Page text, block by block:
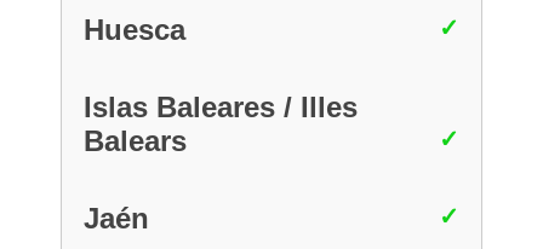
Huesca
Islas Baleares / Illes
Balears
Jaén